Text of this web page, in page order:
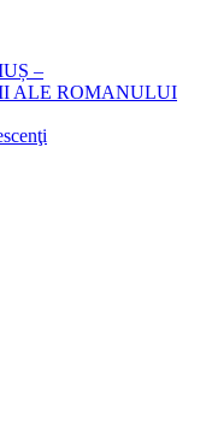
–
ALE ROMANULUI